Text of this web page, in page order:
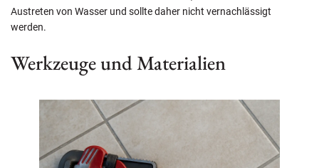
Austreten von Wasser und sollte daher nicht vernachlässigt
werden.
Werkzeuge und Materialien